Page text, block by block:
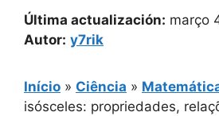
Última actualización: março
Autor: y7rik
Início » Ciência »
isósceles: propriedades,